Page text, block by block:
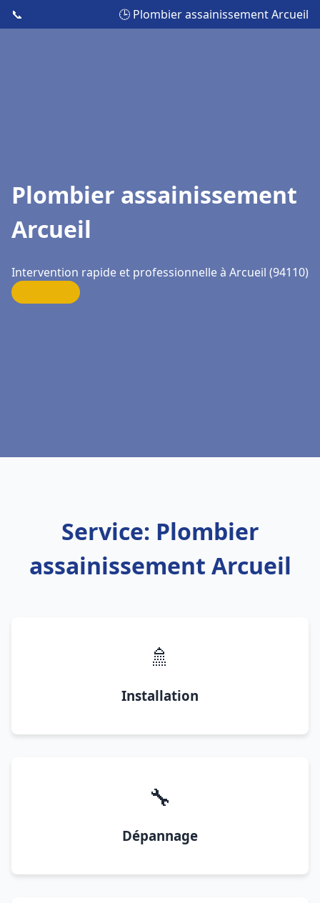
📞 🕒 Plombier assainissement Arcueil
Plombier assainissement
Arcueil
Intervention rapide et professionnelle à Arcueil (94110)
Service: Plombier
assainissement Arcueil
🚿
Installation
🔧
Dépannage